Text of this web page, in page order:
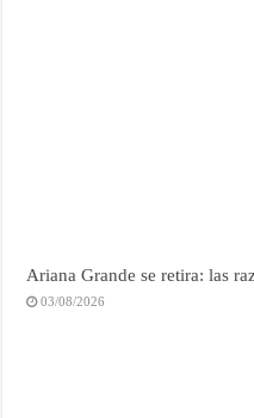
Ariana Grande se retira: las
03/08/2026